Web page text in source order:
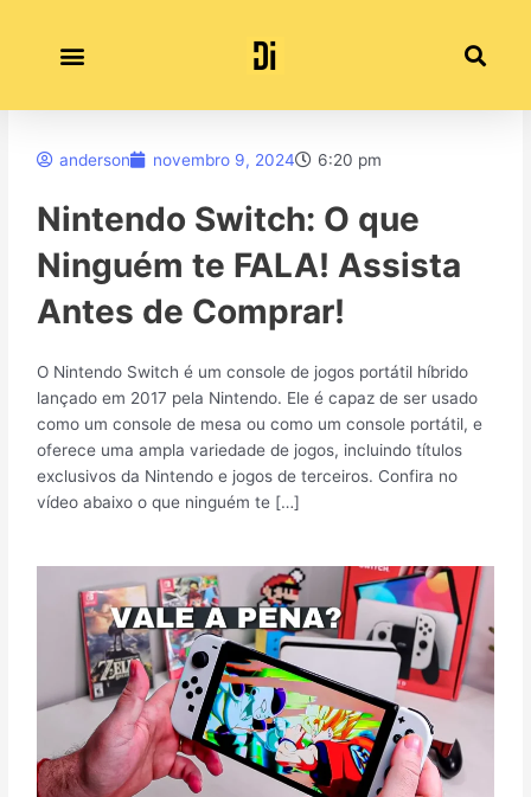
anderson novembro 9, 2024 6:20 pm
Nintendo Switch: O que
Ninguém te FALA! Assista
Antes de Comprar!
O Nintendo Switch é um console de jogos portátil híbrido
lançado em 2017 pela Nintendo. Ele é capaz de ser usado
como um console de mesa ou como um console portátil, e
oferece uma ampla variedade de jogos, incluindo títulos
exclusivos da Nintendo e jogos de terceiros. Confira no
vídeo abaixo o que ninguém te […]